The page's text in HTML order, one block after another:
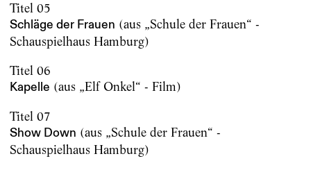
Titel 05
Schläge der Frauen (aus „Schule der Frauen“ -
Schauspielhaus Hamburg)
Titel 06
Kapelle (aus „Elf Onkel“ - Film)
Titel 07
Show Down (aus „Schule der Frauen“ -
Schauspielhaus Hamburg)